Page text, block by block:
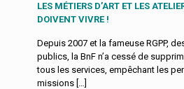
LES MÉTIERS D’ART ET LES
DOIVENT VIVRE !
Depuis 2007 et la fameuse RGPP,
publics, la BnF n’a cessé de
tous les services, empêchant les
missions […]